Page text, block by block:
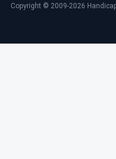
Copyright © 2009-2026